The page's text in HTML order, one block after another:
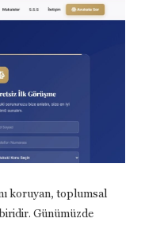
koruyan, toplumsal
Günümüzde